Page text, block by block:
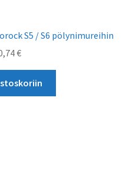
S5 / S6 pölynimureihin
€